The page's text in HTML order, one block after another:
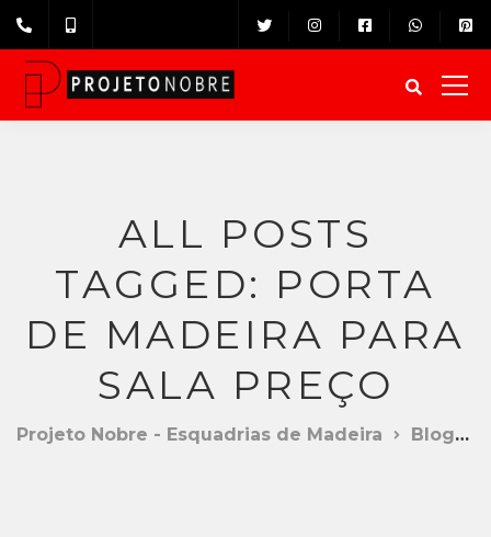
ALL POSTS
TAGGED: PORTA
DE MADEIRA PARA
SALA PREÇO
Projeto Nobre - Esquadrias de Madeira Blog